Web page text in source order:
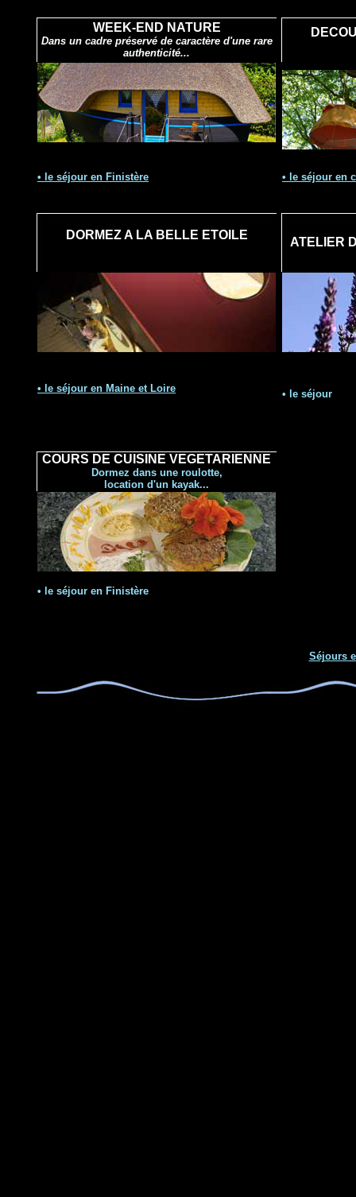
WEEK-END NATURE
Dans un cadre préservé de caractère d'une rare
authenticité...
• le séjour en Finistère • le séjour en
DORMEZ A LA BELLE ETOILE
ATELIER
• le séjour en Maine et Loire • le séjour
COURS DE CUISINE VEGETARIENNE
Dormez dans une roulotte,
location d'un kayak...
• le séjour en Finistère
Séjours